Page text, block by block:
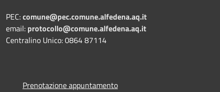
PEC:comune@pec.comune.alfedena.aq.it
email: protocollo@comune.alfedena.aq.it
Centralino Unico: 0864 87114
Prenotazione appuntamento